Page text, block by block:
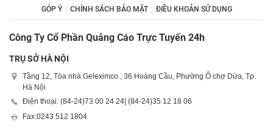
GÓP Ý CHÍNH SÁCH BẢO MẬT ĐIỀU KHOẢN SỬ DỤNG
Công Ty Cổ Phần Quảng Cáo Trực Tuyến 24h
TRỤ SỞ HÀ NỘI
Tầng 12, Tòa nhà Geleximco , 36 Hoàng Cầu, Phường Ô chợ Dừa, Tp.
Hà Nội
Điện thoại: (84-24)73 00 24 24 | (84-24)35 12 18 06
Fax:0243 512 1804